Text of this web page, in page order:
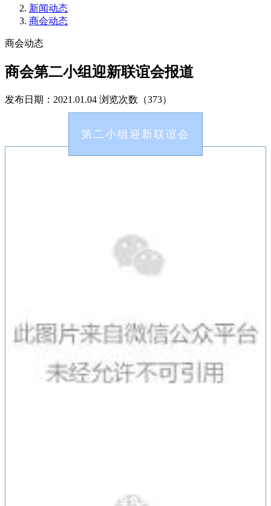
新闻动态
商会动态
商会动态
商会第二小组迎新联谊会报道
发布日期：2021.01.04 浏览次数（373）
第二小组迎新联谊会
参加联谊会的每个企业负责人，都进行了沟通交